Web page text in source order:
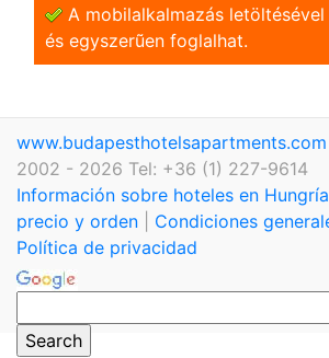
A mobilalkalmazás
és egyszerũen foglalhat.
www.budapesthotelsapartments.com
2002 - 2026 Tel: +36 (1) 227-9614
Información sobre hoteles en
precio y orden
Condiciones
Política de privacidad